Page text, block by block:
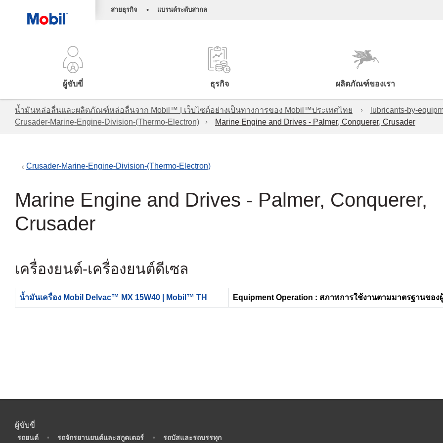
สายธุรกิจ • แบรนด์ระดับสากล
ผู้ขับขี่ ธุรกิจ ผลิตภัณฑ์ของเรา
น้ำมันหล่อลื่นและผลิตภัณฑ์หล่อลื่นจาก Mobil™ | เว็บไซต์อย่างเป็นทางการของ Mobil™ประเทศไทย
lubricants-by-
Crusader-Marine-Engine-Division-(Thermo-Electron)
Marine Engine and Drives - Palmer, Conquerer, Crusader
Crusader-Marine-Engine-Division-(Thermo-Electron)
Marine Engine and Drives - Palmer, Conquerer,
Crusader
เครื่องยนต์-เครื่องยนต์ดีเซล
น้ำมันเครื่อง Mobil Delvac™ MX 15W40 | Mobil™ TH Equipment Operation : สภาพการใช้งานตามมาตรฐานของ
ผู้ขับขี่
รถยนต์ • รถจักรยานยนต์และสกูตเตอร์ • รถบัสและรถบรรทุก